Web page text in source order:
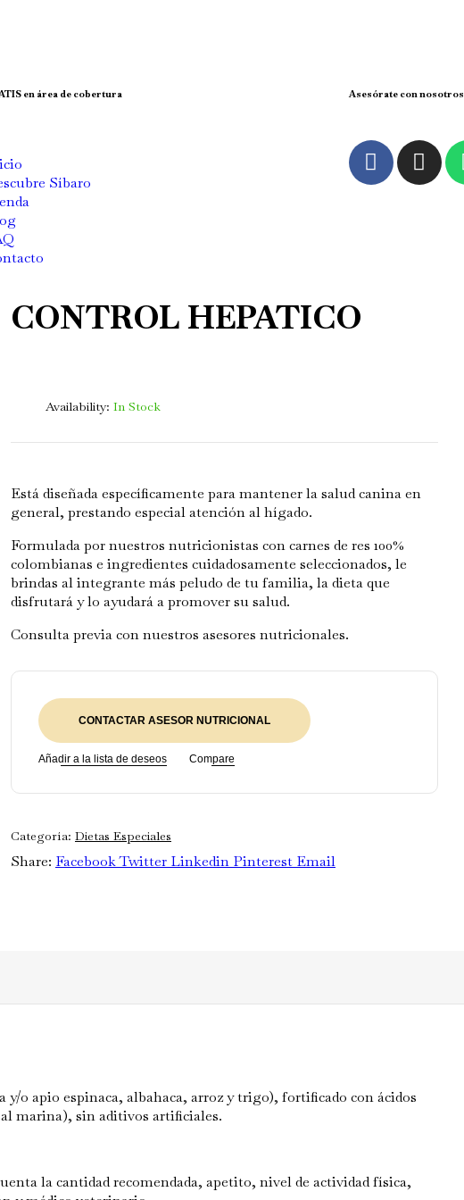
en área de cobertura Asesórate con nosotros
Síbaro
CONTROL HEPATICO
Availability: In Stock
Está diseñada específicamente para mantener la salud canina en
general, prestando especial atención al hígado.
Formulada por nuestros nutricionistas con carnes de res 100%
colombianas e ingredientes cuidadosamente seleccionados, le
brindas al integrante más peludo de tu familia, la dieta que
disfrutará y lo ayudará a promover su salud.
Consulta previa con nuestros asesores nutricionales.
CONTACTAR ASESOR NUTRICIONAL
Añadir a la lista de deseos Compare
Categoría: Dietas Especiales
Share: FacebookTwitter Linkedin Pinterest Email
o apio espinaca, albahaca, arroz y trigo), fortificado con ácidos
marina), sin aditivos artificiales.
la cantidad recomendada, apetito, nivel de actividad física,